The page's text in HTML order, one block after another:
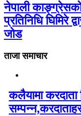
नेपाली काङ्ग्रेसको
प्रतिनिधि घिमिरे
जोड
ताजा समाचार
कलैयामा करदाता